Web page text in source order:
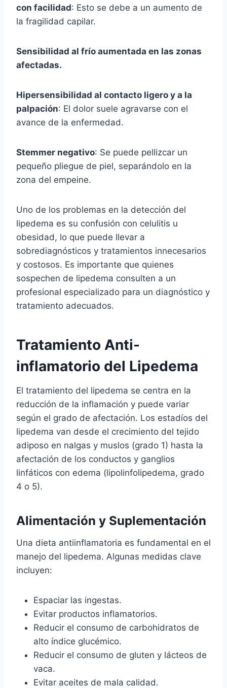
con facilidad: Esto se debe a un aumento de
la fragilidad capilar.
Sensibilidad al frío aumentada en las zonas
afectadas.
Hipersensibilidad al contacto ligero y a la
palpación: El dolor suele agravarse con el
avance de la enfermedad.
Stemmer negativo: Se puede pellizcar un
pequeño pliegue de piel, separándolo en la
zona del empeine.
Uno de los problemas en la detección del
lipedema es su confusión con celulitis u
obesidad, lo que puede llevar a
sobrediagnósticos y tratamientos innecesarios
y costosos. Es importante que quienes
sospechen de lipedema consulten a un
profesional especializado para un diagnóstico y
tratamiento adecuados.
Tratamiento Anti-
inflamatorio del Lipedema
El tratamiento del lipedema se centra en la
reducción de la inflamación y puede variar
según el grado de afectación. Los estadíos del
lipedema van desde el crecimiento del tejido
adiposo en nalgas y muslos (grado 1) hasta la
afectación de los conductos y ganglios
linfáticos con edema (lipolinfolipedema, grado
4 o 5).
Alimentación y Suplementación
Una dieta antiinflamatoria es fundamental en el
manejo del lipedema. Algunas medidas clave
incluyen:
Espaciar las ingestas.
Evitar productos inflamatorios.
Reducir el consumo de carbohidratos de
alto índice glucémico.
Reducir el consumo de gluten y lácteos de
vaca.
Evitar aceites de mala calidad.